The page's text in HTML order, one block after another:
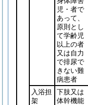
児・者で
あって、
原則とし
て学齢児
以上の者
又は自力
で排尿で
きない難
病患者
入浴担
架
下肢又は
体幹機能